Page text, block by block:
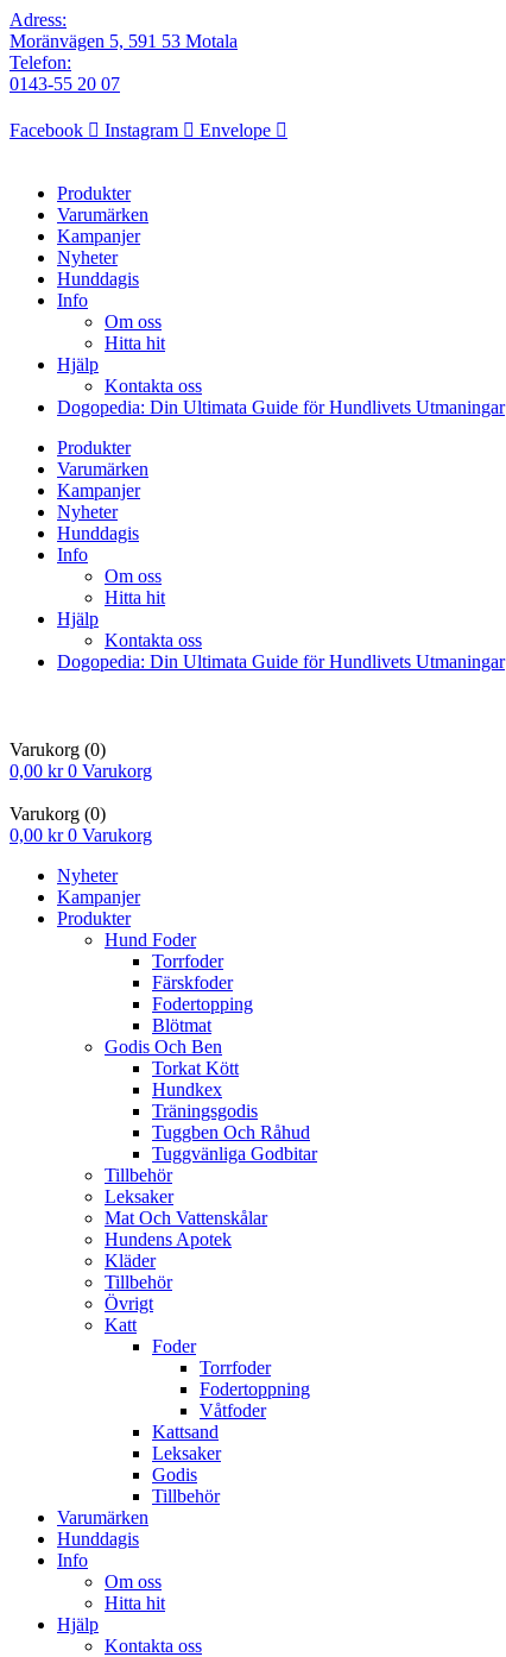
Adress:
Moränvägen 5, 591 53 Motala
Telefon:
0143-55 20 07
Facebook Instagram Envelope
Produkter
Varumärken
Kampanjer
Nyheter
Hunddagis
Info
Om oss
Hitta hit
Hjälp
Kontakta oss
Dogopedia: Din Ultimata Guide för Hundlivets Utmaningar
Produkter
Varumärken
Kampanjer
Nyheter
Hunddagis
Info
Om oss
Hitta hit
Hjälp
Kontakta oss
Dogopedia: Din Ultimata Guide för Hundlivets Utmaningar
Varukorg (0)
0,00 kr 0 Varukorg
Varukorg (0)
0,00 kr 0 Varukorg
Nyheter
Kampanjer
Produkter
Hund Foder
Torrfoder
Färskfoder
Fodertopping
Blötmat
Godis Och Ben
Torkat Kött
Hundkex
Träningsgodis
Tuggben Och Råhud
Tuggvänliga Godbitar
Tillbehör
Leksaker
Mat Och Vattenskålar
Hundens Apotek
Kläder
Tillbehör
Övrigt
Katt
Foder
Torrfoder
Fodertoppning
Våtfoder
Kattsand
Leksaker
Godis
Tillbehör
Varumärken
Hunddagis
Info
Om oss
Hitta hit
Hjälp
Kontakta oss